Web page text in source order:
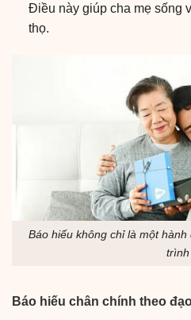
Điều này giúp cha mẹ sống
thọ.
Báo hiếu không chỉ là một
trình
Báo hiếu chân chính theo